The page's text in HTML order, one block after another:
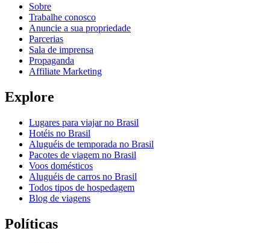
Sobre
Trabalhe conosco
Anuncie a sua propriedade
Parcerias
Sala de imprensa
Propaganda
Affiliate Marketing
Explore
Lugares para viajar no Brasil
Hotéis no Brasil
Aluguéis de temporada no Brasil
Pacotes de viagem no Brasil
Voos domésticos
Aluguéis de carros no Brasil
Todos tipos de hospedagem
Blog de viagens
Políticas